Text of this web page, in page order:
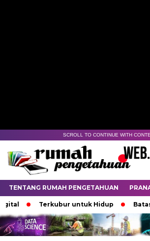
SCROLL TO CONTINUE WITH
TENTANG RUMAH PENGETAHUAN
Terkubur untuk Hidup